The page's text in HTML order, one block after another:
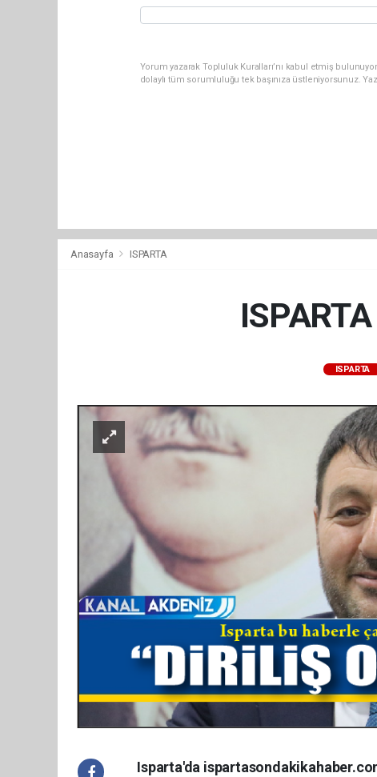
Yorum yazarak Topluluk Kuralları’nı kabul etmiş
dolaylı tüm sorumluluğu tek başınıza üstleniyorsunuz.
Anasayfa ISPARTA
ISPARTA
Isparta'da